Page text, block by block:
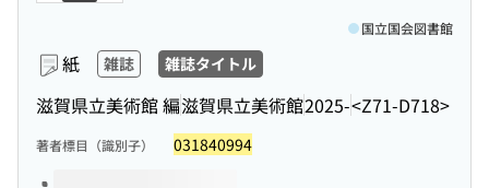
紙 雑誌 雑誌タイトル
滋賀県立美術館 編滋賀県立美術館2025-<Z71-D718>
国立国会図書館
著者標目（識別子） 031840994
このタイトルの巻号